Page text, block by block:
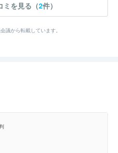
ミを見る（2件）
議から転載しています。